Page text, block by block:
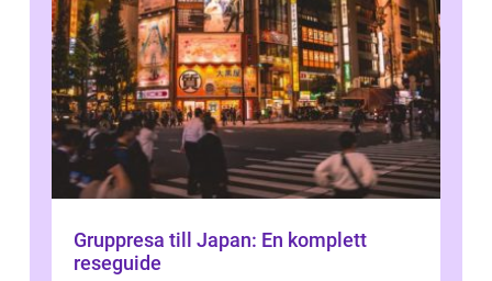
Gruppresa till Japan: En komplett
reseguide